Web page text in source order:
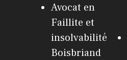
Avocat en
Faillite et
insolvabilité
Boisbriand